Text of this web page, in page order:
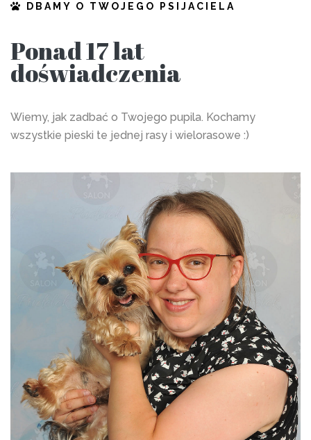
DBAMY O TWOJEGO PSIJACIELA
Ponad 17 lat
doświadczenia
Wiemy, jak zadbać o Twojego pupila. Kochamy
wszystkie pieski te jednej rasy i wielorasowe :)